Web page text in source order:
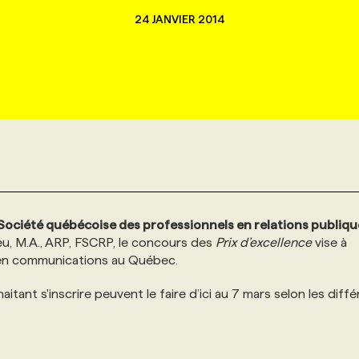
24 JANVIER 2014
québécoise des professionnels en relations
M.A., ARP, FSCRP, le concours des Prix d’excellencevise à
communications au Québec.
s'inscrire peuvent le faire d’ici au 7 mars selon les